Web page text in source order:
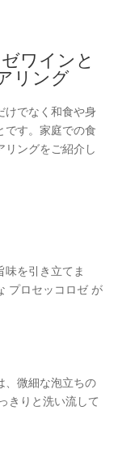
ワインと
リング
けでなく和食や身
です。家庭での食
リングをご紹介し
味を引き立てま
プロセッコロゼ が
、微細な泡立ちの
きりと洗い流して